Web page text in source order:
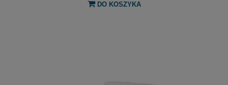
DO KOSZYKA